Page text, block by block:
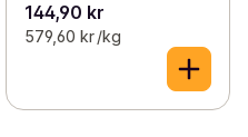
144,90 kr
579,60 kr /kg